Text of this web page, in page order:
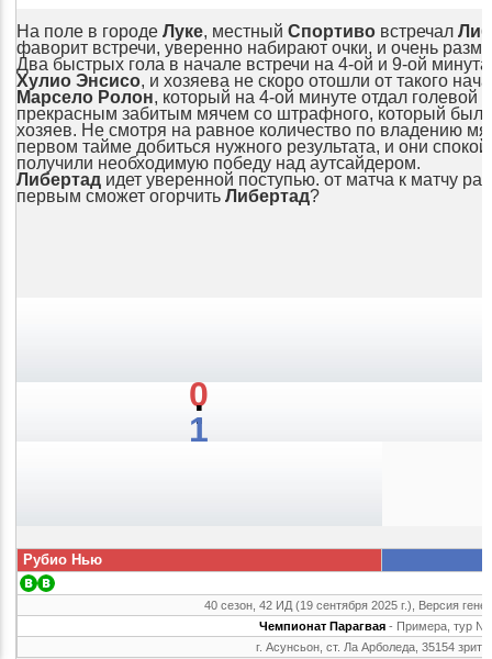
На поле в городе Луке, местный Спортивовстречал
фаворит встречи, уверенно набирают очки, и очень
Два быстрых гола в начале встречи на 4-ой и 9-ой
Хулио Энсисо, и хозяева не скоро отошли от такого
Марсело Ролон, который на 4-ой минуте отдал голевой
прекрасным забитым мячем со штрафного, который был
хозяев. Не смотря на равное количество по владению
первом тайме добиться нужного результата, и они
получили необходимую победу над аутсайдером.
Либертадидет уверенной поступью. от матча к матчу
первым сможет огорчить Либертад?
0
:
1
Рубио Нью
40 сезон, 42 ИД (19 сентября 2025 г.), Версия
Чемпионат Парагвая - Примера, тур №
г. Асунсьон, ст. Ла Арболеда, 35154